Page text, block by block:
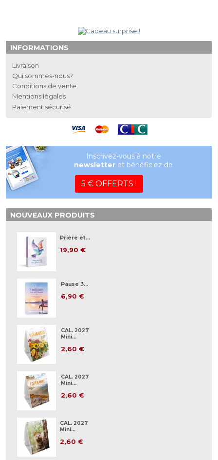
INFORMATIONS
Livraison
Qui sommes-nous?
Conditions de vente
Mentions légales
Paiement sécurisé
Inscrivez-vous à notre
newsletter et bénéficiez de
5 € OFFERTS !
NOUVEAUX PRODUITS
Prière et...
19,90 €
Pause 3...
6,90 €
CAL. 2027
Mini...
2,60 €
CAL. 2027
Mini...
2,60 €
CAL. 2027
Mini...
2,60 €